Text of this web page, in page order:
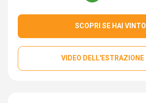
SCOPRI SE HAI VINTO
VIDEO DELL'ESTRAZIONE